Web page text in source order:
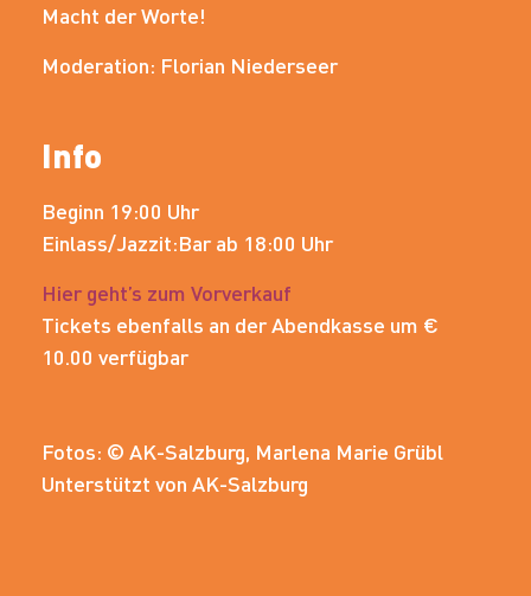
Macht der Worte!
Moderation: Florian Niederseer
Info
Beginn 19:00 Uhr
Einlass/Jazzit:Bar ab 18:00 Uhr
Hier geht’s zum Vorverkauf
Tickets ebenfalls an der Abendkasse um €
10.00 verfügbar
Fotos: © AK-Salzburg, Marlena Marie Grübl
Unterstützt von AK-Salzburg